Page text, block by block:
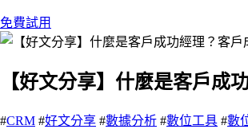
免費試用
【好文分享】什麼是客戶成
#CRM #好文分享 #數據分析 #數位工具 #數